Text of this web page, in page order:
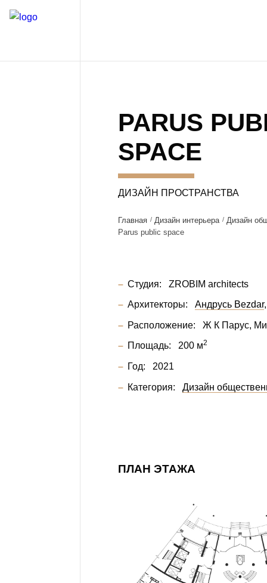
PARUS
SPACE
ДИЗАЙН ПРОСТРАНСТВА
Главная Дизайн интерьера
Дизайн
Parus public space
Студия: ZROBIM architects
Архитекторы: Андрусь Bezdar
Расположение: Ж К Парус,
Площадь: 200 м2
Год: 2021
Категория: Дизайн
ПЛАН ЭТАЖА